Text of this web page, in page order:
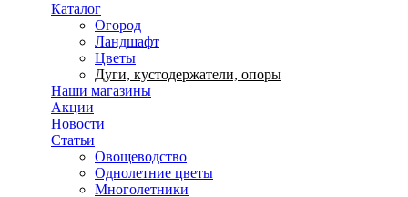
Каталог
Огород
Ландшафт
Цветы
Дуги, кустодержатели, опоры
Наши магазины
Акции
Новости
Статьи
Овощеводство
Однолетние цветы
Многолетники